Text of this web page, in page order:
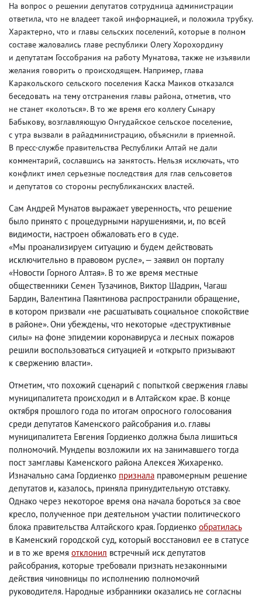
На вопрос о решении депутатов сотрудница администрации
ответила, что не владеет такой информацией, и положила трубку.
Характерно, что и главы сельских поселений, которые в полном
составе жаловались главе республики Олегу Хорохордину
и депутатам Госсобрания на работу Мунатова, также не изъявили
желания говорить о происходящем. Например, глава
Каракольского сельского поселения Каска Маиков отказался
беседовать на тему отстранения главы района, отметив, что
не станет «колоться». В то же время его коллегу Сынару
Бабыкову, возглавляющую Онгудайское сельское поселение,
с утра вызвали в райадминистрацию, объяснили в приемной.
В пресс-службе правительства Республики Алтай не дали
комментарий, сославшись на занятость. Нельзя исключать, что
конфликт имел серьезные последствия для глав сельсоветов
и депутатов со стороны республиканских властей.
Сам Андрей Мунатов выражает уверенность, что решение
было принято с процедурными нарушениями, и, по всей
видимости, настроен обжаловать его в суде.
«Мы проанализируем ситуацию и будем действовать
исключительно в правовом русле», — заявил он порталу
«Новости Горного Алтая». В то же время местные
общественники Семен Тузачинов, Виктор Шадрин, Чагаш
Бардин, Валентина Паянтинова распространили обращение,
в котором призвали «не расшатывать социальное спокойствие
в районе». Они убеждены, что некоторые «деструктивные
силы» на фоне эпидемии коронавируса и лесных пожаров
решили воспользоваться ситуацией и «открыто призывают
к свержению власти».
Отметим, что похожий сценарий с попыткой свержения главы
муниципалитета происходил и в Алтайском крае. В конце
октября прошлого года по итогам опросного голосования
среди депутатов Каменского райсобрания и.о. главы
муниципалитета Евгения Гордиенко должна была лишиться
полномочий. Мундепы возложили их на занимавшего тогда
пост замглавы Каменского района Алексея Жихаренко.
Изначально сама Гордиенко признала правомерным решение
депутатов и, казалось, приняла принудительную отставку.
Однако через некоторое время она начала бороться за свое
кресло, полученное при деятельном участии политического
блока правительства Алтайского края. Гордиенко обратилась
в Каменский городской суд, который восстановил ее в статусе
и в то же время отклонил встречный иск депутатов
райсобрания, которые требовали признать незаконными
действия чиновницы по исполнению полномочий
руководителя. Народные избранники оказались не согласны